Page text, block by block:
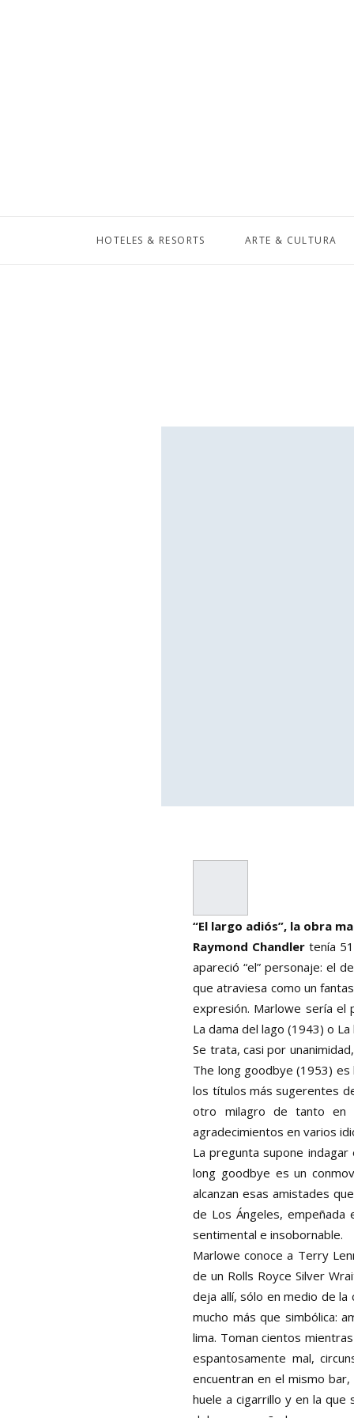
HOTELES & RESORTS ARTE & CULTURA
“El largo adiós”, la obra
Raymond Chandlertenía
apareció “el” personaje: el
que atraviesa como un
expresión. Marlowe sería el
La dama del lago (1943) o
Se trata, casi por
The long goodbye (1953)
los títulos más sugerentes
otro milagro de tanto en
agradecimientos en varios
La pregunta supone
long goodbye es un
alcanzan esas amistades
de Los Ángeles,
sentimental e insobornable.
Marlowe conoce a Terry
de un Rolls Royce Silver
deja allí, sólo en medio de la
mucho más que simbólica:
lima. Toman cientos
espantosamente mal,
encuentran en el mismo
huele a cigarrillo y en la